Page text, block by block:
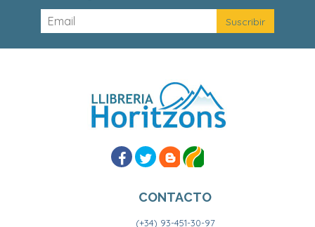
CONTACTO
(+34) 93-451-30-97